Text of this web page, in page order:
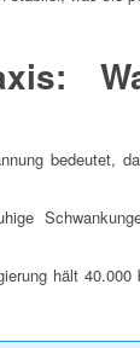
bedeutet,
hält